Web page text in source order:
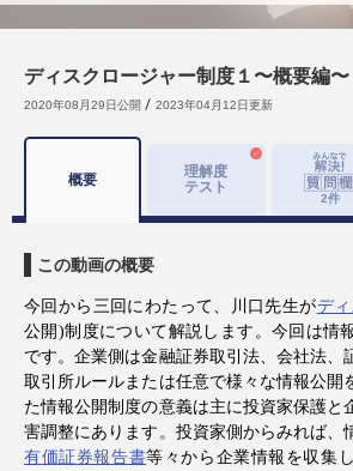
ディスクロージャー制度１〜概要編〜
2020年08月29日公開 2023年04月12日更新
概要
理解度
テスト
2件
この動画の概要
今回から三回にわたって、川口先生がデ
公開 )制度について解説します。今回は情
です。企業側は金融証券取引法、会社法、
取引所ルールまたは任意で様々な情報公開
た情報公開制度の意義は主に投資家保護と
害調整にあります。投資家側からみれば、
有価証券報告書等々から企業情報を収集